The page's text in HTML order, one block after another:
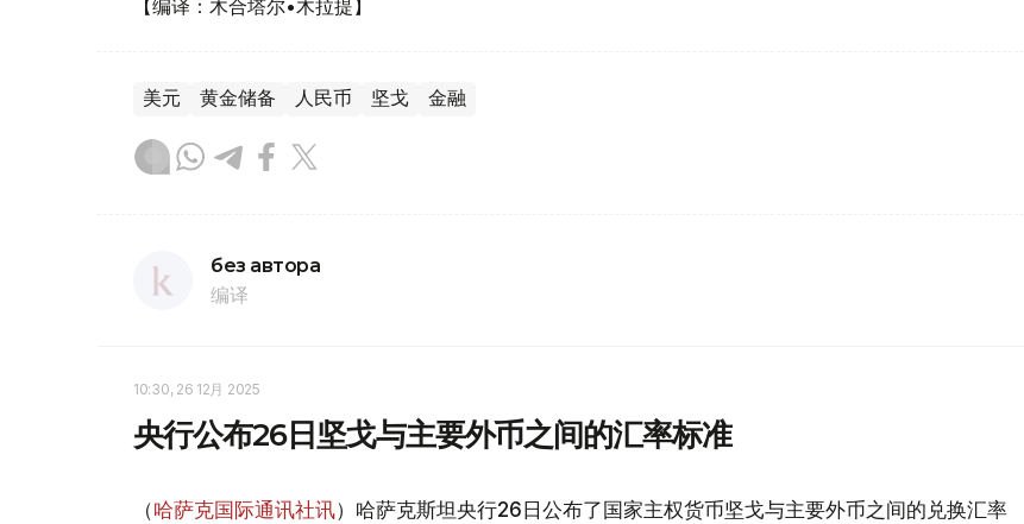
【编译：木合塔尔•木拉提】
美元 黄金储备 人民币 坚戈 金融
без автора
编译
10:30, 26 12月 2025
央行公布26日坚戈与主要外币之间的汇率标准
（哈萨克国际通讯社讯）哈萨克斯坦央行26日公布了国家主权货币坚戈与主要外币之间的兑换汇率